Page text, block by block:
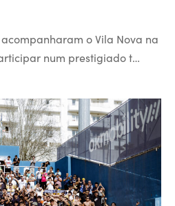
o Vila Nova na
num prestigiado t…